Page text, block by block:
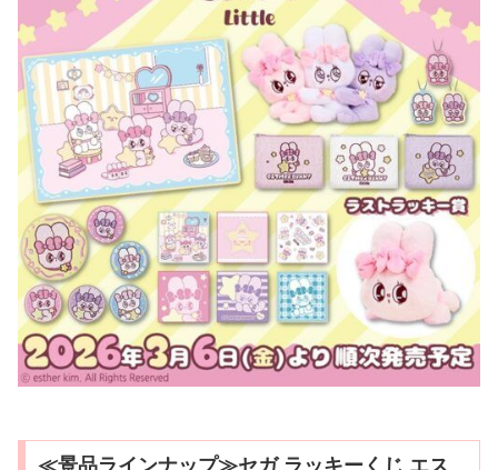
≪景品ラインナップ≫セガ ラッキーくじ エス